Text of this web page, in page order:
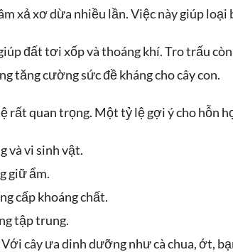
xả xơ dừa nhiều lần. Việc này giúp loại
đất tơi xốp và thoáng khí. Tro trấu
tăng cường sức đề kháng cho cây con.
rất quan trọng. Một tỷ lệ gợi ý cho hỗn
và vi sinh vật.
giữ ẩm.
cấp khoáng chất.
tập trung.
cây ưa dinh dưỡng như cà chua, ớt,